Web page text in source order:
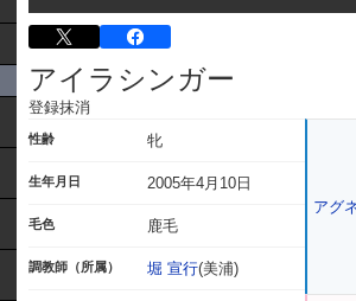
アイラシンガー
登録抹消
性齢 牝
生年月日 2005年4月10日
毛色 鹿毛
調教師（所属） 堀 宣行(美浦)
アグ